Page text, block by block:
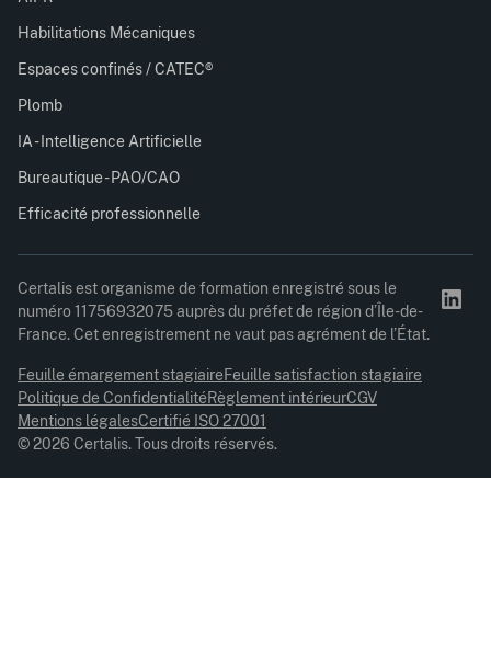
Habilitations Mécaniques
Espaces confinés / CATEC®
Plomb
IA - Intelligence Artificielle
Bureautique - PAO/CAO
Efficacité professionnelle
Certalis est organisme de formation enregistré sous le
numéro 11756932075 auprès du préfet de région d’Île-de-
France. Cet enregistrement ne vaut pas agrément de l’État.
© 2026 Certalis. Tous droits réservés.
Feuille émargement stagiaireFeuille satisfaction stagiaire
Politique de ConfidentialitéRèglement intérieurCGV
Mentions légalesCertifié ISO 27001